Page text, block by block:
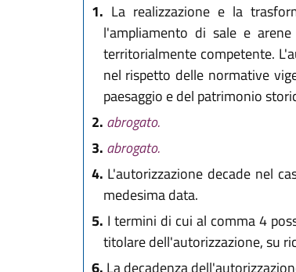
1. La realizzazione e la
l'ampliamento di sale e
territorialmente competente.
nel rispetto delle normative
paesaggio e del patrimonio
2. abrogato.
3. abrogato.
4. L'autorizzazione decade nel
medesima data.
5. I termini di cui al comma 4
titolare dell'autorizzazione, su
6. La decadenza